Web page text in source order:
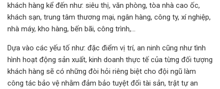
khách hàng kể đến như: siêu thị, văn phòng, tòa nhà cao ốc,
khách sạn, trung tâm thương mại, ngân hàng, công ty, xí nghiệp,
nhà máy, kho hàng, bến bãi, công trình,…
Dựa vào các yếu tố như: đặc điểm vị trí, an ninh cũng như tình
hình hoạt động sản xuất, kinh doanh thực tế của từng đối tượng
khách hàng sẽ có những đòi hỏi riêng biệt cho đội ngũ làm
công tác bảo vệ nhằm đảm bảo tuyệt đối tài sản, trật tự an